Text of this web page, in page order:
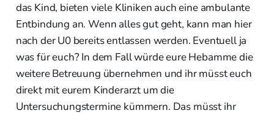
das Kind, bieten viele Kliniken auch eine ambulante
Entbindung an. Wenn alles gut geht, kann man hier
nach der U0 bereits entlassen werden. Eventuell ja
was für euch? In dem Fall würde eure Hebamme die
weitere Betreuung übernehmen und ihr müsst euch
direkt mit eurem Kinderarzt um die
Untersuchungstermine kümmern. Das müsst ihr